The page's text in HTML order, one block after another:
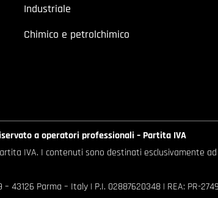
Industriale
Chimico e petrolchimico
a operatori professionali – Partita IVA
IVA. I contenuti sono destinati esclusivamente
43126 Parma – Italy | P.I. 02887620348 | REA: PR-